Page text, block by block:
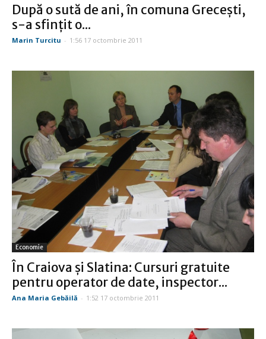
După o sută de ani, în comuna Greceşti,
s-a sfinţit o...
Marin Turcitu - 1:56 17 octombrie 2011
Economie
În Craiova şi Slatina: Cursuri gratuite
pentru operator de date, inspector...
Ana Maria Gebăilă - 1:52 17 octombrie 2011